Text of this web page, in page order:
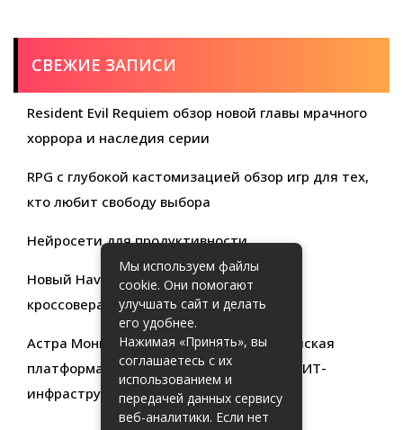
СВЕЖИЕ ЗАПИСИ
Resident Evil Requiem обзор новой главы мрачного
хоррора и наследия серии
RPG с глубокой кастомизацией обзор игр для тех,
кто любит свободу выбора
Нейросети для продуктивности
Новый Haval Jolion: обзор современного
кроссовера для активной жизни
Астра Мониторинг: Современная российская
платформа для эффективного контроля ИТ-
инфраструктуры
Мы используем файлы
cookie. Они помогают
улучшать сайт и делать
его удобнее.
Нажимая «Принять», вы
соглашаетесь с их
использованием и
передачей данных сервису
веб-аналитики. Если нет